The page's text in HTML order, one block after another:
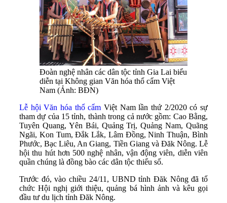
Đoàn nghệ nhân các dân tộc tỉnh Gia Lai biểu
diễn tại Không gian Văn hóa thổ cẩm Việt
Nam (Ảnh: BĐN)
Lễ hội Văn hóa thổ cẩm Việt Nam lần thứ 2/2020 có sự
tham dự của 15 tỉnh, thành trong cả nước gồm: Cao Bằng,
Tuyên Quang, Yên Bái, Quảng Trị, Quảng Nam, Quãng
Ngãi, Kon Tum, Đắk Lắk, Lâm Đồng, Ninh Thuận, Bình
Phước, Bạc Liêu, An Giang, Tiền Giang và Đăk Nông. Lễ
hội thu hút hơn 500 nghệ nhân, vận động viên, diễn viên
quần chúng là đồng bào các dân tộc thiểu số.
Trước đó, vào chiều 24/11, UBND tỉnh Đăk Nông đã tổ
chức Hội nghị giới thiệu, quảng bá hình ảnh và kêu gọi
đầu tư du lịch tỉnh Đăk Nông.